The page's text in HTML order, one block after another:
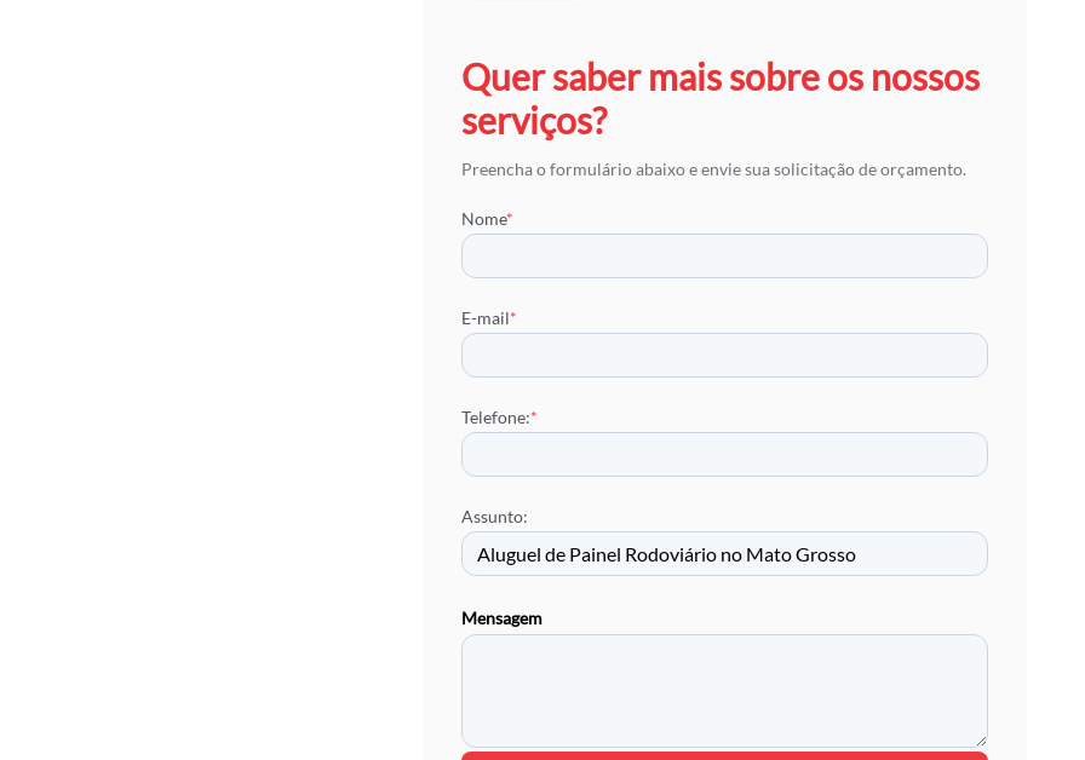
Quer saber mais sobre os nossos
serviços?
Preencha o formulário abaixo e envie sua solicitação de orçamento.
Nome*
E-mail*
Telefone:*
Assunto:
Mensagem